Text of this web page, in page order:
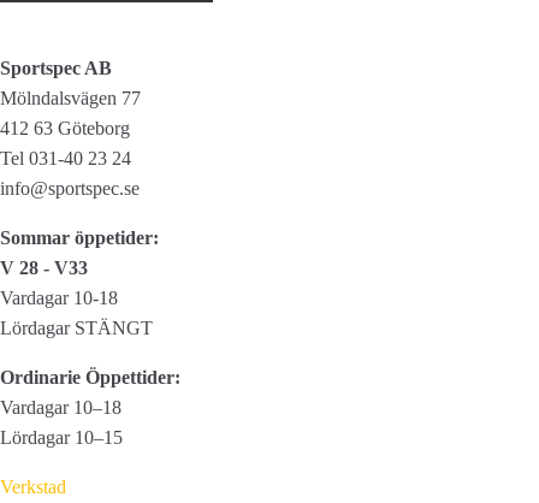
mängd
Sportspec AB
Mölndalsvägen 77
412 63 Göteborg
Tel 031-40 23 24
info@sportspec.se
Sommar öppetider:
V 28 - V33
Vardagar 10-18
Lördagar STÄNGT
Ordinarie Öppettider:
Vardagar 10–18
Lördagar 10–15
Verkstad